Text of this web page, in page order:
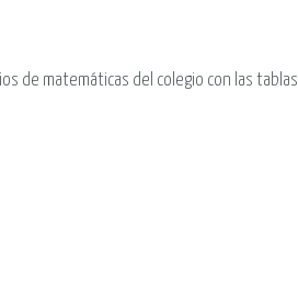
de matemáticas del colegio con las tablas